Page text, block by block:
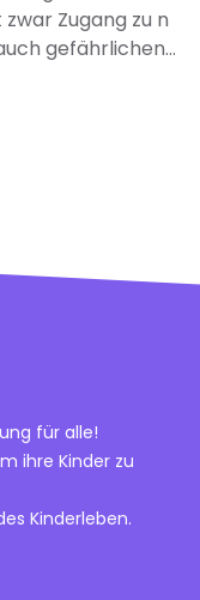
Zugang zu n
gefährlichen I
Kinder – sei es
aus Neugier – b
In diesem Ar
find
ist das
Eltern nic
für alle!
ihre Kinder zu
Kinderleben.